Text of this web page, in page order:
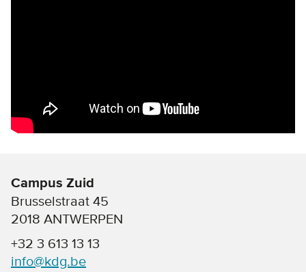
Campus Zuid
Brusselstraat 45
2018 ANTWERPEN
+32 3 613 13 13
info@kdg.be